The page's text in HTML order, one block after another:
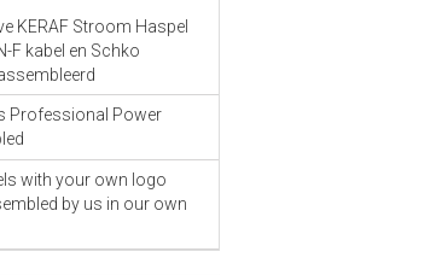
KERAF Stroom Haspel
F kabel en Schko
Professional Power
with your own logo
by us in our own